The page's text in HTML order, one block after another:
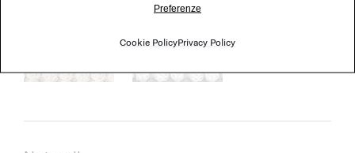
Preferenze
Cookie PolicyPrivacy Policy